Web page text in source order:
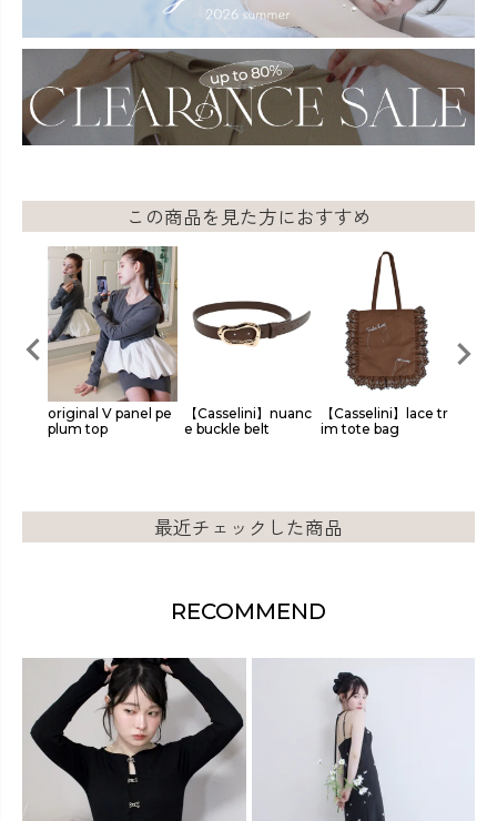
この商品を見た方におすすめ
original V panel pe
plum top
【Casselini】nuanc
e buckle belt
【Casselini】lace tr
im tote bag
最近チェックした商品
RECOMMEND